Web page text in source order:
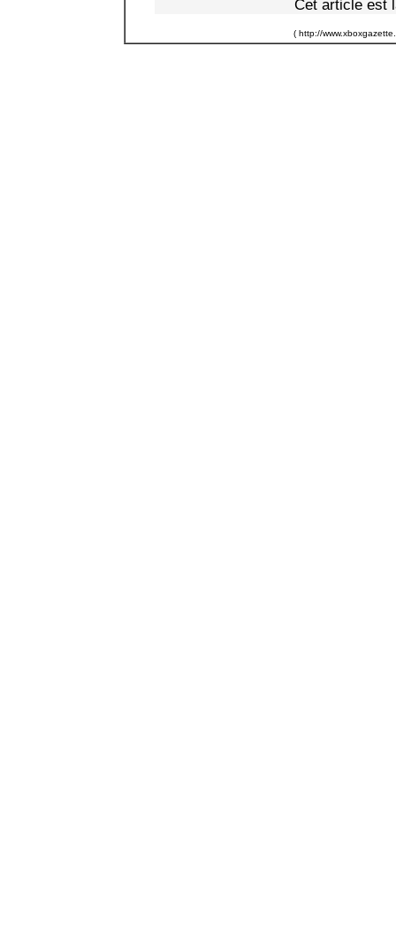
Cet article est
( http://